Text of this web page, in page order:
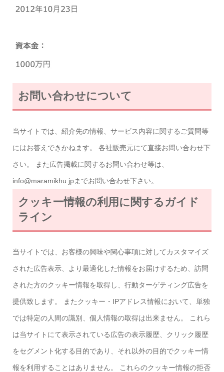
お問い合わせについて
当サイトでは、紹介先の情報、サービス内容に関するご質問等
にはお答えできかねます。 各社販売元にて直接お問い合わせ下
さい。 また広告掲載に関するお問い合わせ等は、
info@maramikhu.jpまでお問い合わせ下さい。
クッキー情報の利用に関するガイド
ライン
当サイトでは、お客様の興味や関心事項に対してカスタマイズ
された広告表示、より最適化した情報をお届けするため、訪問
された方のクッキー情報を取得し、行動ターゲティング広告を
提供致します。 またクッキー・IPアドレス情報において、単独
では特定の人間の識別、個人情報の取得は出来ません。 これら
は当サイトにて表示されている広告の表示履歴、クリック履歴
をセグメント化する目的であり、それ以外の目的でクッキー情
報を利用することはありません。 これらのクッキー情報の拒否